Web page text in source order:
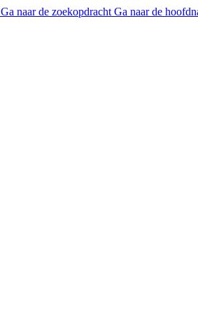
Ga naar de zoekopdracht Ga naar de